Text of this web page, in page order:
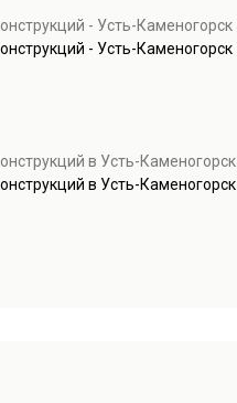
- Усть-Каменогорск
- Усть-Каменогорск
в Усть-Каменогорск
в Усть-Каменогорск